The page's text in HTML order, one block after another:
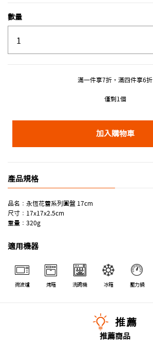
數量
滿一件享7折，滿四件享6折
僅剩1個
加入購物車
產品規格
品名：永恆花蕾系列圓盤 17cm
尺寸：17x17x2.5cm
重量：320g
適用機器
微波爐 烤箱 洗碗機 冰箱 壓力鍋
推薦
推薦商品